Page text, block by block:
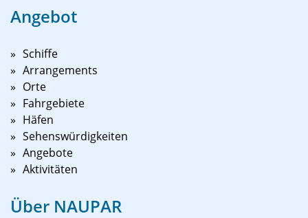
Angebot
Schiffe
Arrangements
Orte
Fahrgebiete
Häfen
Sehenswürdigkeiten
Angebote
Aktivitäten
Über NAUPAR